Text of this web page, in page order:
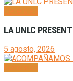
LA UNLC
5 agosto, 2026